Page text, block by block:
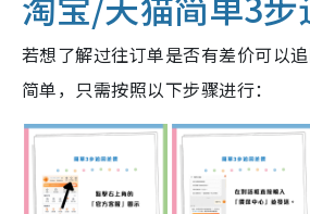
若想了解过往订单是否有差价可以
简单，只需按照以下步骤进行：